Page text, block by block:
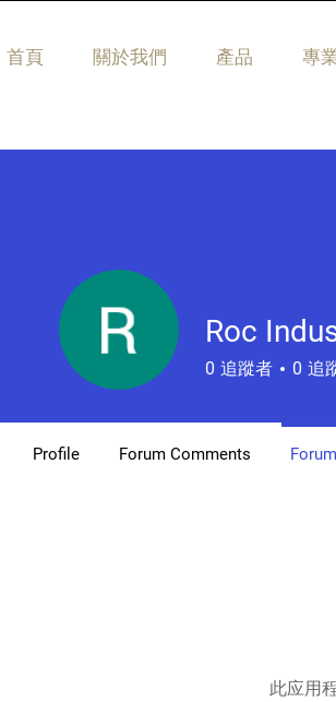
首頁 關於我們 產品 專
此应用
Roc
0 追蹤者 0 追
Profile Forum Comments